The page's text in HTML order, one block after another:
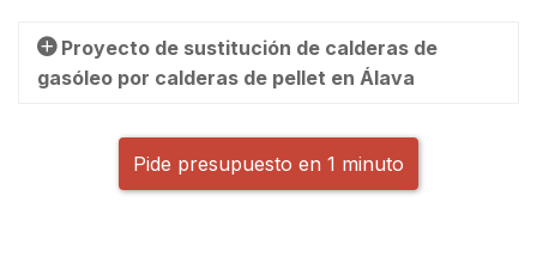
Proyecto de sustitución de calderas de
gasóleo por calderas de pellet en Álava
Pide presupuesto en 1 minuto